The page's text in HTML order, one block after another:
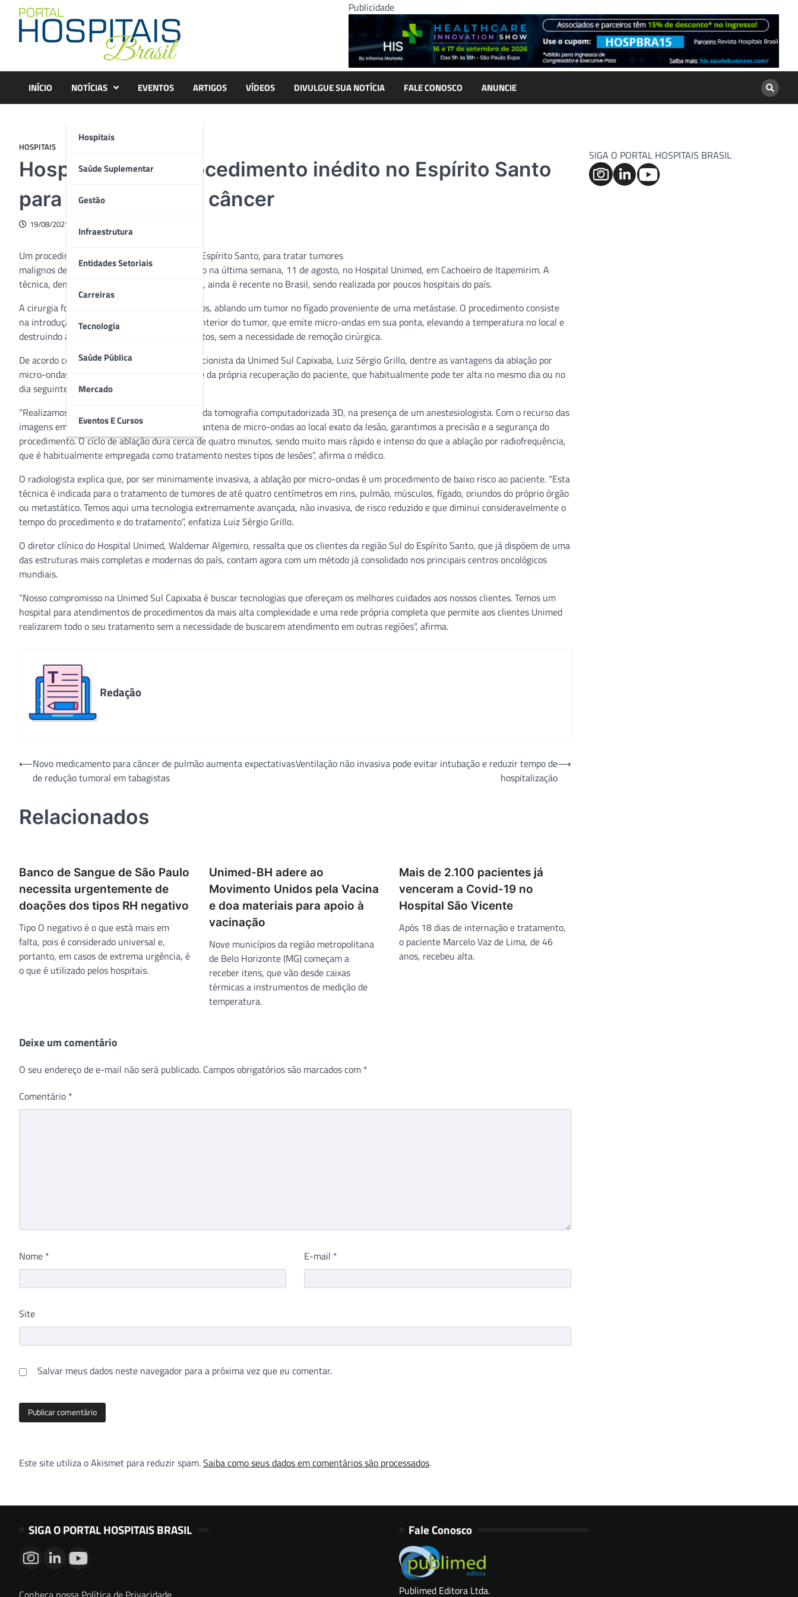
content
Publicidade
INÍCIO NOTÍCIAS
Hospitais
Saúde Suplementar
Gestão
Infraestrutura
Entidades Setoriais
Carreiras
Tecnologia
Saúde Pública
Mercado
Eventos E Cursos
EVENTOS ARTIGOS VÍDEOS DIVULGUE SUA NOTÍCIA FALE CONOSCO ANUNCIE
HOSPITAIS
Hospital realiza procedimento inédito no Espírito Santo
para tratamento de câncer
19/08/2021
Um procedimento ainda inédito no Estado do Espírito Santo, para tratar tumores
malignos de dimensões reduzidas, foi realizado na última semana, 11 de agosto, no Hospital Unimed, em Cachoeiro de Itapemirim. A
técnica, denominada ablação por micro-ondas, ainda é recente no Brasil, sendo realizada por poucos hospitais do país.
A cirurgia foi feita em uma paciente de 64 anos, ablando um tumor no fígado proveniente de uma metástase. O procedimento consiste
na introdução de uma agulha por punção no interior do tumor, que emite micro-ondas em sua ponta, elevando a temperatura no local e
destruindo a lesão pelo calor em poucos minutos, sem a necessidade de remoção cirúrgica.
De acordo com o médico radiologista intervencionista da Unimed Sul Capixaba, Luiz Sérgio Grillo, dentre as vantagens da ablação por
micro-ondas está a rapidez do procedimento e da própria recuperação do paciente, que habitualmente pode ter alta no mesmo dia ou no
dia seguinte.
“Realizamos este procedimento com o auxílio da tomografia computadorizada 3D, na presença de um anestesiologista. Com o recurso das
imagens em três dimensões para guiarmos a antena de micro-ondas ao local exato da lesão, garantimos a precisão e a segurança do
procedimento. O ciclo de ablação dura cerca de quatro minutos, sendo muito mais rápido e intenso do que a ablação por radiofrequência,
que é habitualmente empregada como tratamento nestes tipos de lesões”, afirma o médico.
O radiologista explica que, por ser minimamente invasiva, a ablação por micro-ondas é um procedimento de baixo risco ao paciente. “Esta
técnica é indicada para o tratamento de tumores de até quatro centímetros em rins, pulmão, músculos, fígado, oriundos do próprio órgão
ou metastático. Temos aqui uma tecnologia extremamente avançada, não invasiva, de risco reduzido e que diminui consideravelmente o
tempo do procedimento e do tratamento”, enfatiza Luiz Sérgio Grillo.
O diretor clínico do Hospital Unimed, Waldemar Algemiro, ressalta que os clientes da região Sul do Espírito Santo, que já dispõem de uma
das estruturas mais completas e modernas do país, contam agora com um método já consolidado nos principais centros oncológicos
mundiais.
“Nosso compromisso na Unimed Sul Capixaba é buscar tecnologias que ofereçam os melhores cuidados aos nossos clientes. Temos um
hospital para atendimentos de procedimentos da mais alta complexidade e uma rede própria completa que permite aos clientes Unimed
realizarem todo o seu tratamento sem a necessidade de buscarem atendimento em outras regiões”, afirma.
Redação
Navegação
⟵Novo medicamento para câncer de pulmão aumenta expectativas
de redução tumoral em tabagistas
Ventilação não invasiva pode evitar intubação e reduzir tempo de
hospitalização
⟶
Relacionados
Banco de Sangue de São Paulo
necessita urgentemente de
doações dos tipos RH negativo
Tipo O negativo é o que está mais em
falta, pois é considerado universal e,
portanto, em casos de extrema urgência, é
o que é utilizado pelos hospitais.
Unimed-BH adere ao
Movimento Unidos pela Vacina
e doa materiais para apoio à
vacinação
Nove municípios da região metropolitana
de Belo Horizonte (MG) começam a
receber itens, que vão desde caixas
térmicas a instrumentos de medição de
temperatura.
Mais de 2.100 pacientes já
venceram a Covid-19 no
Hospital São Vicente
Após 18 dias de internação e tratamento,
o paciente Marcelo Vaz de Lima, de 46
anos, recebeu alta.
Deixe um comentário
O seu endereço de e-mail não será publicado. Campos obrigatórios são marcados com *
Comentário *
Nome * E-mail *
Site
Salvar meus dados neste navegador para a próxima vez que eu comentar.
Este site utiliza o Akismet para reduzir spam.Saiba como seus dados em comentários são processados.
SIGA O PORTAL HOSPITAIS BRASIL
SIGA O PORTAL HOSPITAIS BRASIL Fale Conosco
Publimed Editora Ltda.